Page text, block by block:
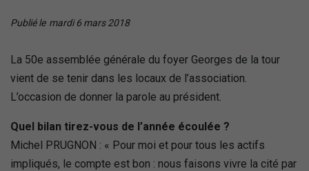
Publié le mardi 6 mars 2018
La 50e assemblée générale du foyer Georges de la tour
vient de se tenir dans les locaux de l’association.
L’occasion de donner la parole au président.
Quel bilan tirez-vous de l’année écoulée ?
Michel PRUGNON : « Pour moi et pour tous les actifs
impliqués, le compte est bon : nous faisons vivre la cité par